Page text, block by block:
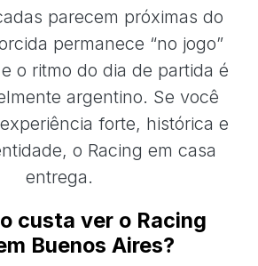
parecem próximas do
permanece “no jogo”
o ritmo do dia de partida é
argentino. Se você
forte, histórica e
o Racing em casa
entrega.
custa ver o Racing
Buenos Aires?